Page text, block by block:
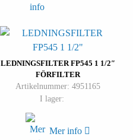
LEDNINGSFILTER FP545 1 1/2″
FÖRFILTER
Artikelnummer: 4951165
I lager:
Mer info